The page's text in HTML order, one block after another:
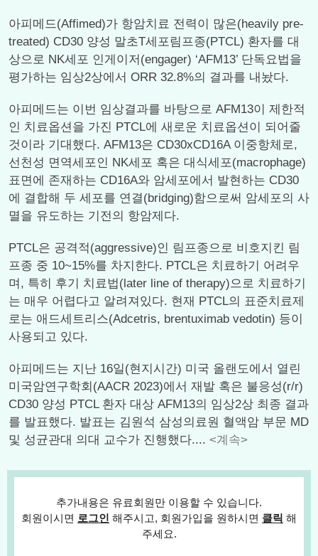
아피메드(Affimed)가 항암치료 전력이 많은(heavily pre-
treated) CD30 양성 말초T세포림프종(PTCL) 환자를 대
상으로 NK세포 인게이저(engager) ‘AFM13’ 단독요법을
평가하는 임상2상에서 ORR 32.8%의 결과를 내놨다.
아피메드는 이번 임상결과를 바탕으로 AFM13이 제한적
인 치료옵션을 가진 PTCL에 새로운 치료옵션이 되어줄
것이라 기대했다. AFM13은 CD30xCD16A 이중항체로,
선천성 면역세포인 NK세포 혹은 대식세포(macrophage)
표면에 존재하는 CD16A와 암세포에서 발현하는 CD30
에 결합해 두 세포를 연결(bridging)함으로써 암세포의 사
멸을 유도하는 기전의 항암제다.
PTCL은 공격적(aggressive)인 림프종으로 비호지킨 림
프종 중 10~15%를 차지한다. PTCL은 치료하기 어려우
며, 특히 후기 치료법(later line of therapy)으로 치료하기
는 매우 어렵다고 알려져있다. 현재 PTCL의 표준치료제
로는 애드세트리스(Adcetris, brentuximab vedotin) 등이
사용되고 있다.
아피메드는 지난 16일(현지시간) 미국 올랜도에서 열린
미국암연구학회(AACR 2023)에서 재발 혹은 불응성(r/r)
CD30 양성 PTCL 환자 대상 AFM13의 임상2상 최종 결과
를 발표했다. 발표는 김원석 삼성의료원 혈액암 부문 MD
및 성균관대 의대 교수가 진행했다.... <계속>
추가내용은 유료회원만 이용할 수 있습니다.
회원이시면 로그인 해주시고, 회원가입을 원하시면 클릭 해
주세요.